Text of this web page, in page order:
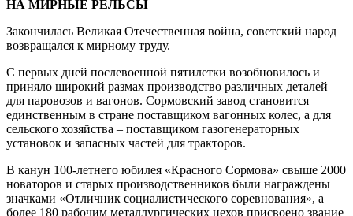
НА МИРНЫЕ РЕЛЬСЫ
Закончилась Великая Отечественная война, советский народ
возвращался к мирному труду.
С первых дней послевоенной пятилетки возобновилось и
приняло широкий размах производство различных деталей
для паровозов и вагонов. Сормовский завод становится
единственным в стране поставщиком вагонных колес, а для
сельского хозяйства – поставщиком газогенераторных
установок и запасных частей для тракторов.
В канун 100-летнего юбилея «Красного Сормова» свыше 2000
новаторов и старых производственников были награждены
значками «Отличник социалистического соревнования», а
более 180 рабочим металлургических цехов присвоено звание